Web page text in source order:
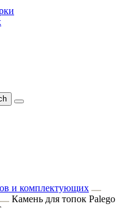
и комплектующих
Камень для топок Palego